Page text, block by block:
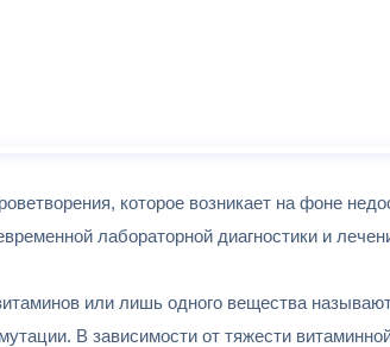
которое возникает на фоне
лабораторной диагностики и
или лишь одного вещества
В зависимости от тяжести